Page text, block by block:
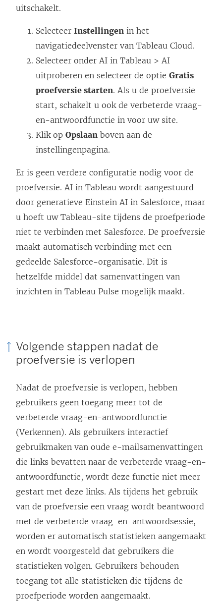
s
t
e
r
g
e
n
d
)
uitschakelt.
Selecteer Instellingen in het
navigatiedeelvenster van Tableau Cloud.
Selecteer onder AI in Tableau > AI
uitproberen en selecteer de optie Gratis
proefversie starten. Als u de proefversie
start, schakelt u ook de verbeterde vraag-
en-antwoordfunctie in voor uw site.
Klik op Opslaan boven aan de
instellingenpagina.
Er is geen verdere configuratie nodig voor de
proefversie. AI in Tableau wordt aangestuurd
door generatieve Einstein AI in Salesforce, maar
u hoeft uw Tableau-site tijdens de proefperiode
niet te verbinden met Salesforce. De proefversie
maakt automatisch verbinding met een
gedeelde Salesforce-organisatie. Dit is
hetzelfde middel dat samenvattingen van
inzichten in Tableau Pulse mogelijk maakt.
Volgende stappen nadat de
proefversie is verlopen
Nadat de proefversie is verlopen, hebben
gebruikers geen toegang meer tot de
verbeterde vraag-en-antwoordfunctie
(Verkennen). Als gebruikers interactief
gebruikmaken van oude e-mailsamenvattingen
die links bevatten naar de verbeterde vraag-en-
antwoordfunctie, wordt deze functie niet meer
gestart met deze links. Als tijdens het gebruik
van de proefversie een vraag wordt beantwoord
met de verbeterde vraag-en-antwoordsessie,
worden er automatisch statistieken aangemaakt
en wordt voorgesteld dat gebruikers die
statistieken volgen. Gebruikers behouden
toegang tot alle statistieken die tijdens de
proefperiode worden aangemaakt.